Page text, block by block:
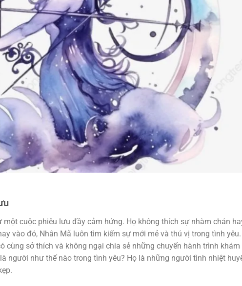
cuộc phiêu lưu đầy cảm hứng. Họ không thích sự nhàm chán
vào đó, Nhân Mã luôn tìm kiếm sự mới mẻ và thú vị trong tình
cùng sở thích và không ngại chia sẻ những chuyến hành trình khám
người như thế nào trong tình yêu? Họ là những người tình nhiệt